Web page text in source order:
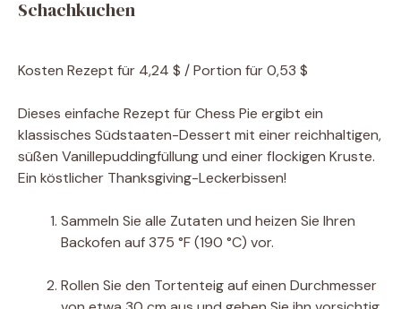
Schachkuchen
Kosten Rezept für 4,24 $ / Portion für 0,53 $
Dieses einfache Rezept für Chess Pie ergibt ein
klassisches Südstaaten-Dessert mit einer reichhaltigen,
süßen Vanillepuddingfüllung und einer flockigen Kruste.
Ein köstlicher Thanksgiving-Leckerbissen!
Sammeln Sie alle Zutaten und heizen Sie Ihren
Backofen auf 375 °F (190 °C) vor.
Rollen Sie den Tortenteig auf einen Durchmesser